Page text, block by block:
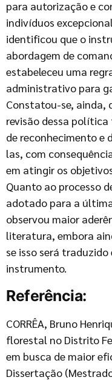
para autorização e
indivíduos
identificou que o
abordagem de
estabeleceu uma
administrativo para
Constatou-se, ainda,
revisão dessa
de reconhecimento e
las, com
em atingir os
Quanto ao processo
adotado para a
observou maior
literatura, embora
se isso será
instrumento.
Referência:
CORRÊA, Bruno
florestal no Distrito
em busca de maior
Dissertação